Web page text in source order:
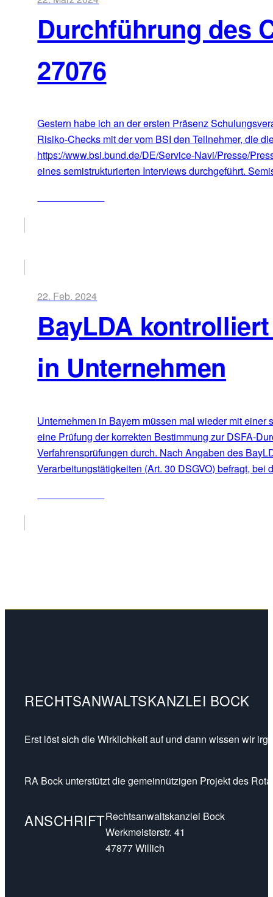
Durchführung des
27076
Gestern habe ich an der ersten Präsenz
Risiko-Checks mit der vom BSI den Teilnehmer, die
https://www.bsi.bund.de/DE/Service-Navi/Presse/
eines semistrukturierten Interviews durchgeführt.
22. Feb. 2024
BayLDA
in Unternehmen
Unternehmen in Bayern müssen mal wieder mit
eine Prüfung der korrekten Bestimmung zur DSFA-
Verfahrensprüfungen durch. Nach Angaben des
Verarbeitungstätigkeiten (Art. 30 DSGVO) befragt,
RECHTSANWALTSKANZLEI BOCK
Erst löst sich die Wirklichkeit auf und dann wissen wir
RA Bock unterstützt die gemeinnützigen Projekt des
ANSCHRIFTRechtsanwaltskanzlei Bock
Werkmeisterstr. 41
47877 Willich